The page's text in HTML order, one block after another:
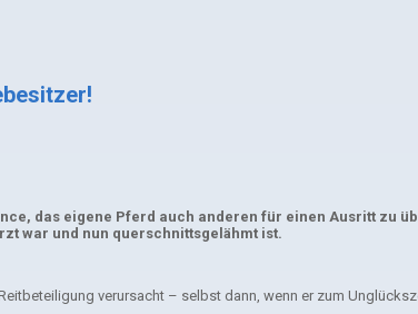
das eigene Pferd auch anderen für einen Ausritt zu
war und nun querschnittsgelähmt ist.
verursacht – selbst dann, wenn er zum